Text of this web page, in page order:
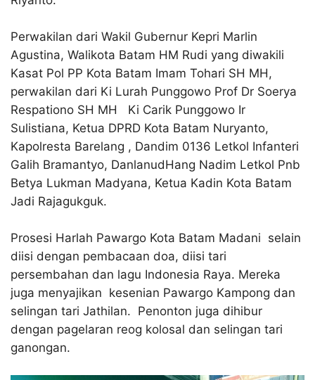
Perwakilan dari Wakil Gubernur Kepri Marlin
Agustina, Walikota Batam HM Rudi yang diwakili
Kasat Pol PP Kota Batam Imam Tohari SH MH,
perwakilan dari Ki Lurah Punggowo Prof Dr Soerya
Respationo SH MH Ki Carik Punggowo Ir
Sulistiana, Ketua DPRD Kota Batam Nuryanto,
Kapolresta Barelang , Dandim 0136 Letkol Infanteri
Galih Bramantyo, DanlanudHang Nadim Letkol Pnb
Betya Lukman Madyana, Ketua Kadin Kota Batam
Jadi Rajagukguk.
Prosesi Harlah Pawargo Kota Batam Madani selain
diisi dengan pembacaan doa, diisi tari
persembahan dan lagu Indonesia Raya. Mereka
juga menyajikan kesenian Pawargo Kampong dan
selingan tari Jathilan. Penonton juga dihibur
dengan pagelaran reog kolosal dan selingan tari
ganongan.